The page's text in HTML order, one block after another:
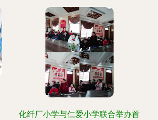
化纤厂小学与仁爱小学联合举办首